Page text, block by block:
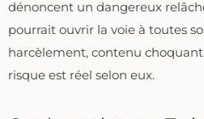
dénoncent un dangereux
pourrait ouvrir la voie à toutes
harcèlement, contenu
risque est réel selon eux.